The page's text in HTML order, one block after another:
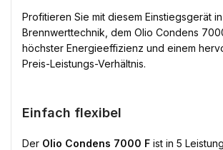
Profitieren Sie mit diesem Einstiegsgerät
Brennwerttechnik, dem Olio Condens
höchster Energieeffizienz und einem
Preis-Leistungs-Verhältnis.
Einfach flexibel
Der Olio Condens 7000 F ist in 5